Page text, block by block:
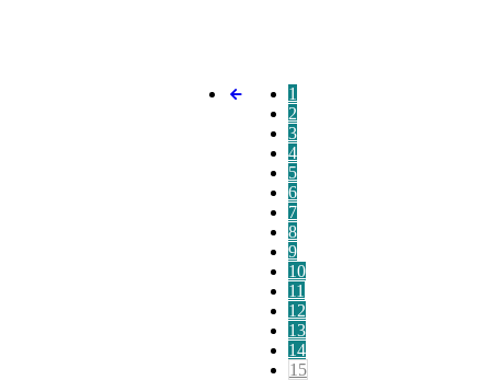
1
2
3
4
5
6
7
8
9
10
11
12
13
14
15